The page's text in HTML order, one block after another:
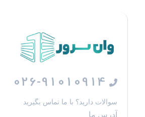
026-91010914
سوالات دارید؟ با ما تماس بگیرید
آدرس ما